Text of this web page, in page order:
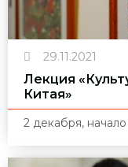
29.11.2021
Лекция
Китая»
2 декабря,